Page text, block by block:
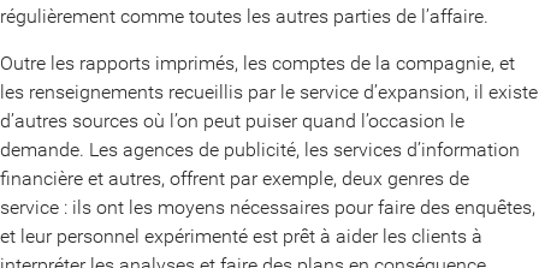
régulièrement comme toutes les autres parties de l’affaire.
Outre les rapports imprimés, les comptes de la compagnie, et
les renseignements recueillis par le service d’expansion, il existe
d’autres sources où l’on peut puiser quand l’occasion le
demande. Les agences de publicité, les services d’information
financière et autres, offrent par exemple, deux genres de
service : ils ont les moyens nécessaires pour faire des enquêtes,
et leur personnel expérimenté est prêt à aider les clients à